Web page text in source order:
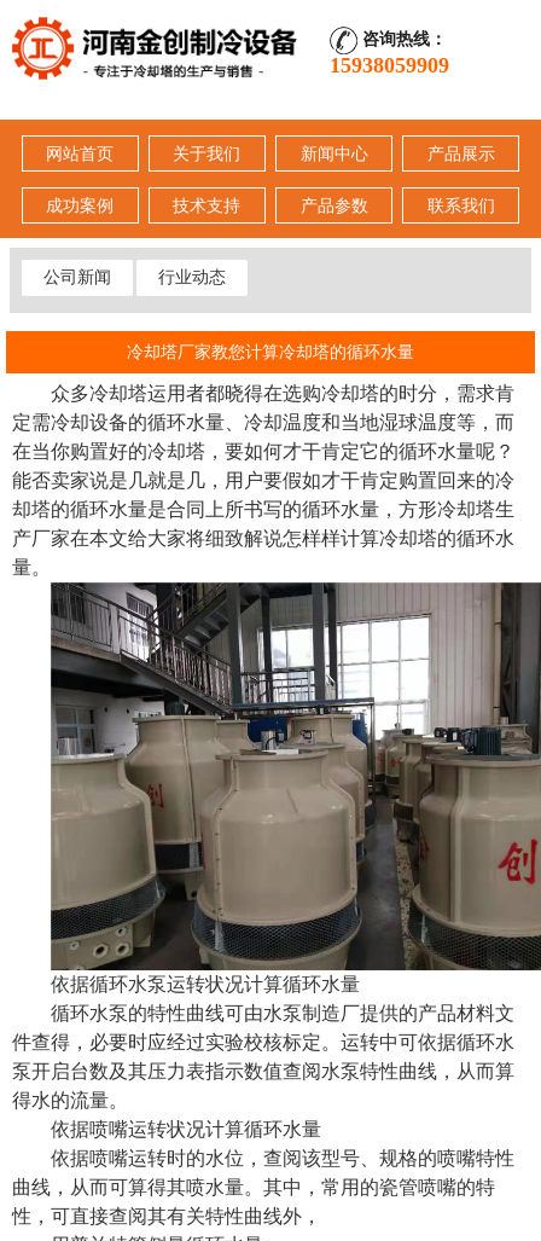
咨询热线：
15938059909
网站首页 关于我们 新闻中心 产品展示
成功案例 技术支持 产品参数 联系我们
公司新闻 行业动态
冷却塔厂家教您计算冷却塔的循环水量
众多冷却塔运用者都晓得在选购冷却塔的时分，需求肯
定需冷却设备的循环水量、冷却温度和当地湿球温度等，而
在当你购置好的冷却塔，要如何才干肯定它的循环水量呢？
能否卖家说是几就是几，用户要假如才干肯定购置回来的冷
却塔的循环水量是合同上所书写的循环水量，方形冷却塔生
产厂家在本文给大家将细致解说怎样样计算冷却塔的循环水
量。
依据循环水泵运转状况计算循环水量
循环水泵的特性曲线可由水泵制造厂提供的产品材料文
件查得，必要时应经过实验校核标定。运转中可依据循环水
泵开启台数及其压力表指示数值查阅水泵特性曲线，从而算
得水的流量。
依据喷嘴运转状况计算循环水量
依据喷嘴运转时的水位，查阅该型号、规格的喷嘴特性
曲线，从而可算得其喷水量。其中，常用的瓷管喷嘴的特
性，可直接查阅其有关特性曲线外，